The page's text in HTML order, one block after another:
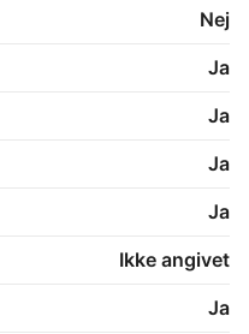
og naturskønne
ønsker en
opdateringer og
Nej
Ja
Ja
Ja
Ja
Ikke angivet
Ja